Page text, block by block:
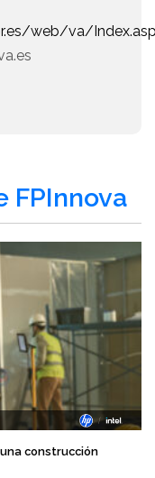
web/va/
FPInnova
construcción